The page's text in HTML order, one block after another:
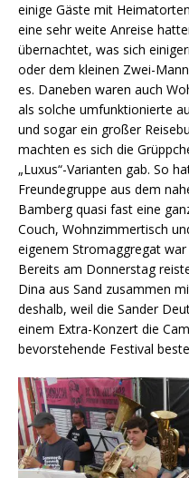
einige Gäste mit
eine sehr weite Anreise
übernachtet, was sich
oder dem kleinen Zwei-
es. Daneben waren auch
als solche umfunktionierte
und sogar ein großer
machten es sich die
„Luxus“-Varianten gab. So
Freundegruppe aus dem
Bamberg quasi fast eine
Couch, Wohnzimmertisch
eigenem Stromaggregat
Bereits am Donnerstag
Dina aus Sand zusammen
deshalb, weil die Sander
einem Extra-Konzert die
bevorstehende Festival